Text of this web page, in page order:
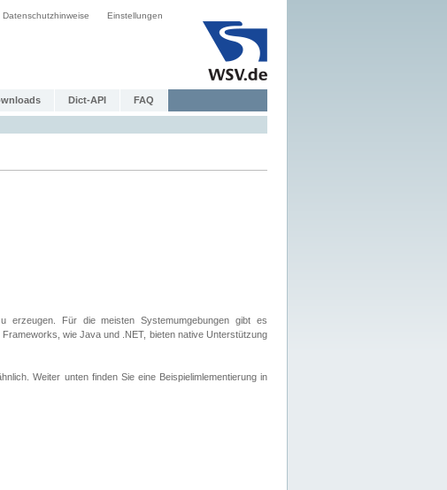
Datenschutzhinweise Einstellungen
Dict-API FAQ
erzeugen. Für die meisten Systemumgebungen gibt es
wie Java und .NET, bieten native Unterstützung
Weiter unten finden Sie eine Beispielimlementierung in